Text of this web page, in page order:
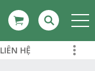
LIÊN HỆ